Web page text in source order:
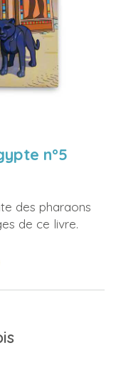
n°5
des pharaons
de ce livre.